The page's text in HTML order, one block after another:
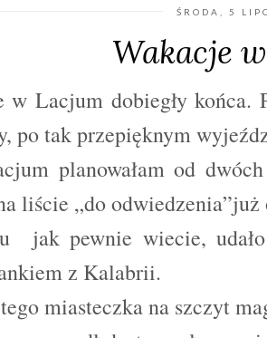
ŚRODA, 5
Wakacje
w Lacjum dobiegły
po tak przepięknym
planowałam od
liście „do
jak pewnie wiecie,
z Kalabrii.
miasteczka na szczyt